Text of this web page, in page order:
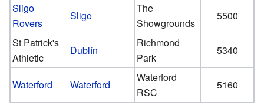
Sligo
Rovers
Sligo
The
Showgrounds
5500
St Patrick's
Athletic
Dublín
Richmond
Park
5340
Waterford Waterford
Waterford
RSC
5160